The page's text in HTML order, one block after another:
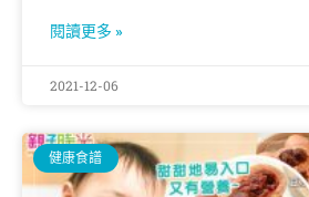
閱讀更多 »
2021-12-06
健康食譜